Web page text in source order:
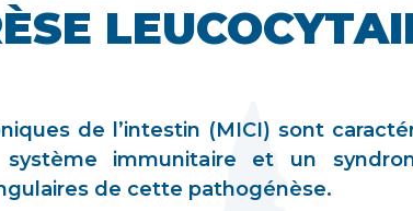
de l’intestin (MICI) sont
immunitaire et un
de cette pathogénèse.